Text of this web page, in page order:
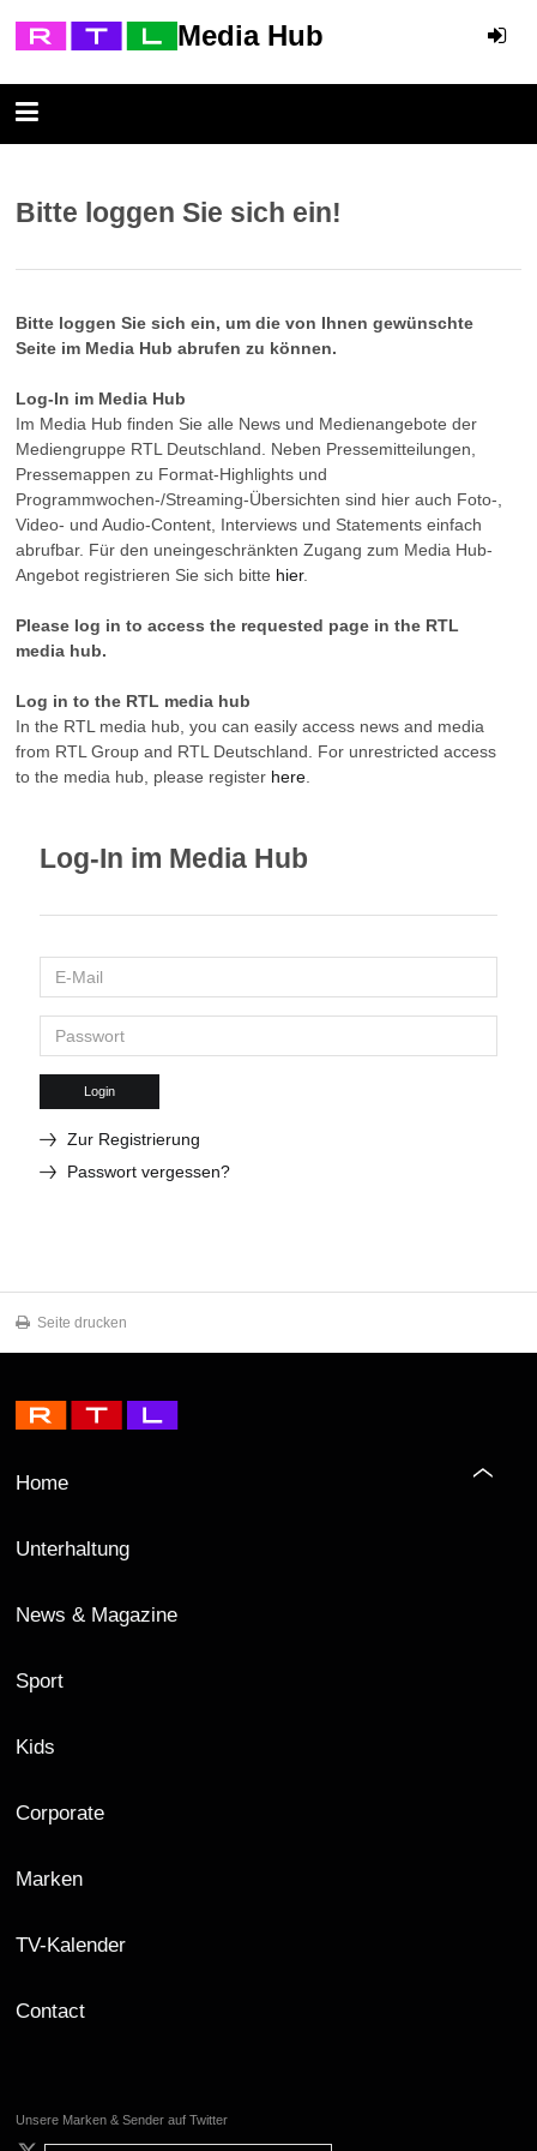
Media Hub
Bitte loggen Sie sich ein!
Bitte loggen Sie sich ein, um die von Ihnen gewünschte
Seite im Media Hub abrufen zu können.
Log-In im Media Hub
Im Media Hub finden Sie alle News und Medienangebote der
Mediengruppe RTL Deutschland. Neben Pressemitteilungen,
Pressemappen zu Format-Highlights und
Programmwochen-/Streaming-Übersichten sind hier auch Foto-,
Video- und Audio-Content, Interviews und Statements einfach
abrufbar. Für den uneingeschränkten Zugang zum Media Hub-
Angebot registrieren Sie sich bitte hier.
Please log in to access the requested page in the RTL
media hub.
Log in to the RTL media hub
In the RTL media hub, you can easily access news and media
from RTL Group and RTL Deutschland. For unrestricted access
to the media hub, please register here
Log-In im Media Hub
Login
Zur Registrierung
Passwort vergessen?
Seite drucken
Home
Unterhaltung
News & Magazine
Sport
Kids
Corporate
Marken
TV-Kalender
Contact
Unsere Marken & Sender auf Twitter